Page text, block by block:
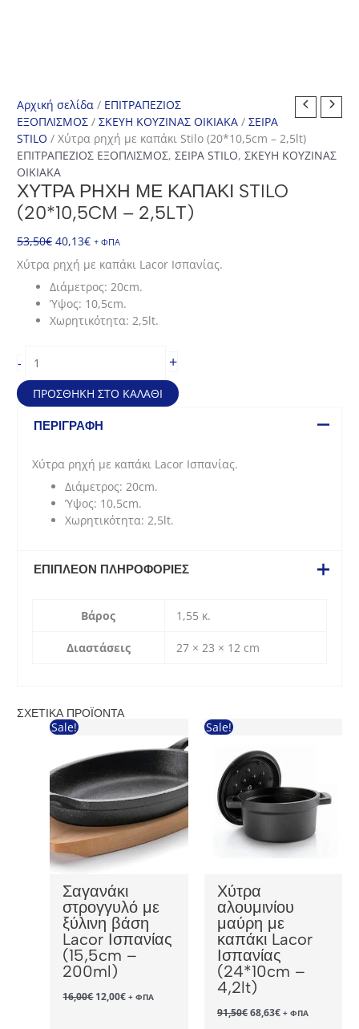
Αρχική σελίδα / ΕΠΙΤΡΑΠΕΖΙΟΣ
ΕΞΟΠΛΙΣΜΟΣ /ΣΚΕΥΗ ΚΟΥΖΙΝΑΣ ΟΙΚΙΑΚΑ /ΣΕΙΡΑ
STILO / Χύτρα ρηχή με καπάκι Stilo (20*10,5cm – 2,5lt)
ΕΠΙΤΡΑΠΕΖΙΟΣ ΕΞΟΠΛΙΣΜΟΣ,ΣΕΙΡΑ STILO,ΣΚΕΥΗ ΚΟΥΖΙΝΑΣ
ΟΙΚΙΑΚΑ
ΧΎΤΡΑ ΡΗΧΉ ΜΕ ΚΑΠΆΚΙ STILO
(20*10,5CM – 2,5LT)
53,50€ Original
price
was:
53,50€.
40,13€Η
τρέχουσα
είναι:
40,13€.
+ ΦΠΑ
Χύτρα ρηχή με καπάκι Lacor Ισπανίας.
Διάμετρος: 20cm.
Ύψος: 10,5cm.
Χωρητικότητα: 2,5lt.
-
ρηχή
με
καπάκι
Stilo
2,5lt)
ποσότητα
+
ΠΡΟΣΘΉΚΗ ΣΤΟ ΚΑΛΆΘΙ
ΠΕΡΙΓΡΑΦΉ
Χύτρα ρηχή με καπάκι Lacor Ισπανίας.
Διάμετρος: 20cm.
Ύψος: 10,5cm.
Χωρητικότητα: 2,5lt.
ΕΠΙΠΛΈΟΝ ΠΛΗΡΟΦΟΡΊΕΣ
Βάρος 1,55 κ.
Διαστάσεις 27 × 23 × 12 cm
ΣΧΕΤΙΚΆ ΠΡΟΪΌΝΤΑ
Sale!
Σαγανάκι
στρογγυλό με
ξύλινη βάση
Lacor Ισπανίας
(15,5cm –
200ml)
16,00€ Original
price
12,00€Η+ ΦΠΑ
Sale!
Χύτρα
αλουμινίου
μαύρη με
καπάκι Lacor
Ισπανίας
(24*10cm –
4,2lt)
91,50€Original
price
68,63€Η+ ΦΠΑ